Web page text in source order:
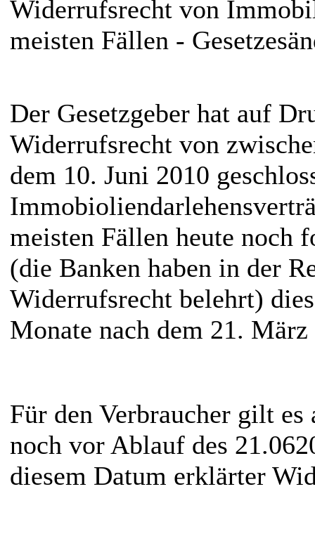
Widerrufsrecht von
meisten Fällen -
Der Gesetzgeber hat auf
Widerrufsrecht von
dem 10. Juni 2010
meisten Fällen heute noch
(die Banken haben in der
Widerrufsrecht belehrt)
Monate nach dem 21.
Für den Verbraucher gilt
noch vor Ablauf des
diesem Datum erklärter